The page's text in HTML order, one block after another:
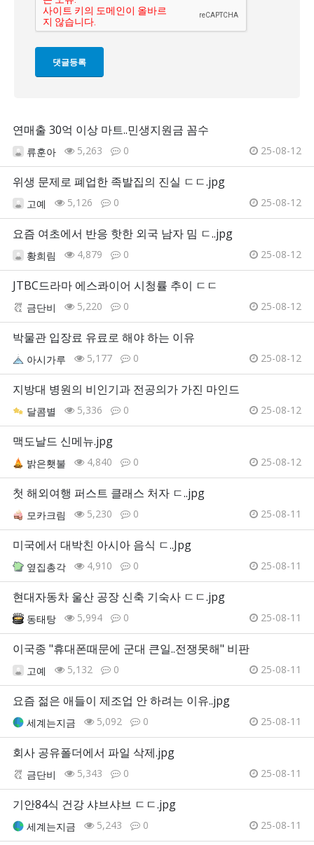
연매출 30억 이상 마트..민생지원금 꼼수
류훈아 5,263 0 25-08-12
위생 문제로 폐업한 족발집의 진실 ㄷㄷ.jpg
고예 5,126 0 25-08-12
요즘 여초에서 반응 핫한 외국 남자 밈 ㄷ..jpg
황희림 4,879 0 25-08-12
JTBC드라마 에스콰이어 시청률 추이 ㄷㄷ
금단비 5,220 0 25-08-12
박물관 입장료 유료로 해야 하는 이유
아시가루 5,177 0 25-08-12
지방대 병원의 비인기과 전공의가 가진 마인드
달콤별 5,336 0 25-08-12
맥도날드 신메뉴.jpg
밝은횃불 4,840 0 25-08-12
첫 해외여행 퍼스트 클래스 처자 ㄷ..jpg
모카크림 5,230 0 25-08-11
미국에서 대박친 아시아 음식 ㄷ..Jpg
옆집총각 4,910 0 25-08-11
현대자동차 울산 공장 신축 기숙사 ㄷㄷ.jpg
동태탕 5,994 0 25-08-11
이국종 "휴대폰때문에 군대 큰일..전쟁못해" 비판
고예 5,132 0 25-08-11
요즘 젊은 애들이 제조업 안 하려는 이유..jpg
세계는지금 5,092 0 25-08-11
회사 공유폴더에서 파일 삭제.jpg
금단비 5,343 0 25-08-11
기안84식 건강 샤브샤브 ㄷㄷ.jpg
세계는지금 5,243 0 25-08-11